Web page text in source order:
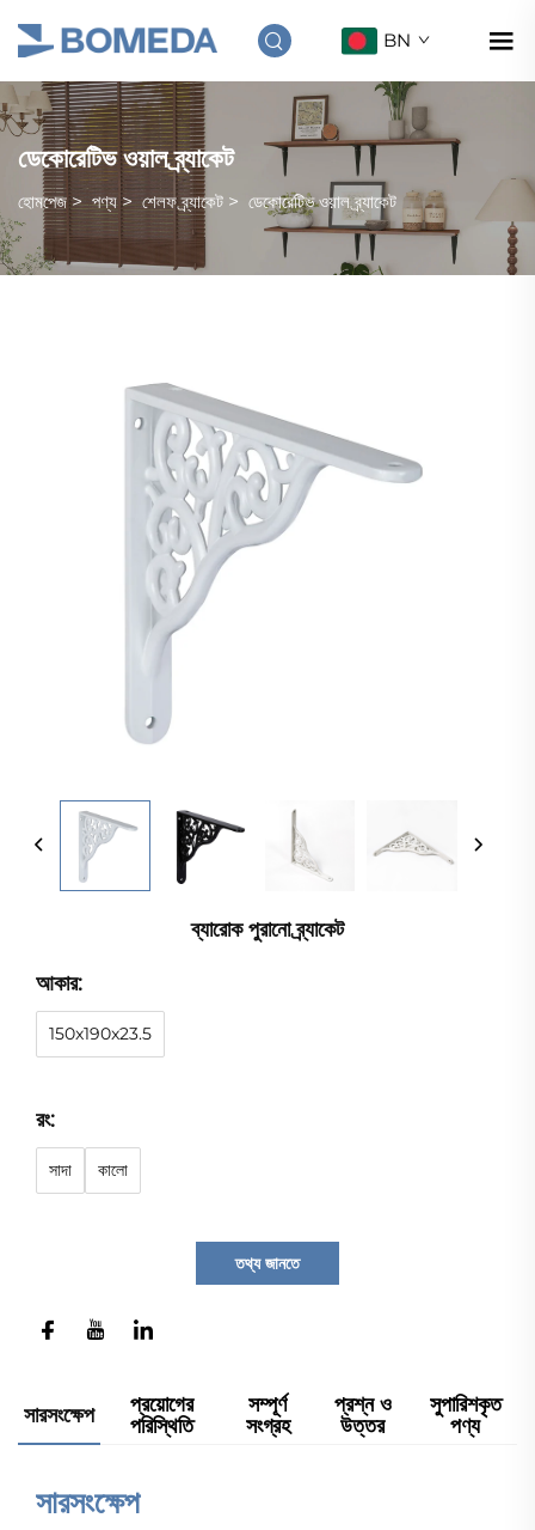
BN
ডেকোরেটিভ ওয়াল ব্র্যাকেট
হোমপেজ>পণ্য> শেলফ ব্র্যাকেট > ডেকোরেটিভ ওয়াল ব্র্যাকেট
ব্যারোক পুরানো ব্র্যাকেট
আকার:
150x190x23.5
রং:
সাদা কালো
তথ্য জানতে
সারসংক্ষেপ
প্রয়োগের
পরিস্থিতি
সম্পূর্ণ
সংগ্রহ
প্রশ্ন ও
উত্তর
সুপারিশকৃত
পণ্য
সারসংক্ষেপ